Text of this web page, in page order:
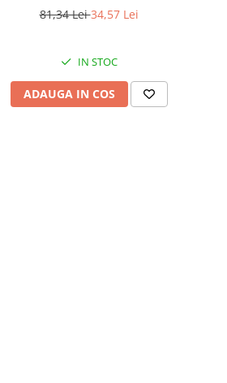
81,34 Lei34,57 Lei
IN STOC
ADAUGA IN COS